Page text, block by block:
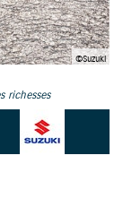
richesses
©Suzuki